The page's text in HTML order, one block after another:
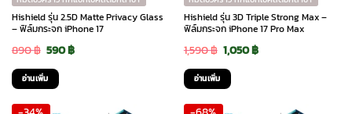
Hishield รุ่น 2.5D Matte Privacy Glass
– ฟิล์มกระจก iPhone 17
890฿ Original
price
was:
590฿Current
อ่านเพิ่ม
Hishield รุ่น 3D Triple Strong Max –
ฟิล์มกระจก iPhone 17 Pro Max
1,590฿ Original
price
was:
1,050฿Current
อ่านเพิ่ม